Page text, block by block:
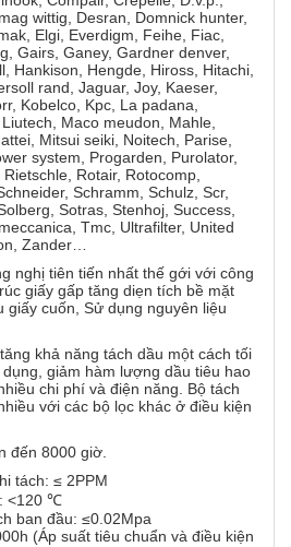
wittig, Desran, Domnick hunter,
Elgi, Everdigm, Feihe, Fiac,
Gairs, Ganey, Gardner denver,
Hankison, Hengde, Hiross, Hitachi,
rand, Jaguar, Joy, Kaeser,
Kobelco, Kpc, La padana,
Maco meudon, Mahle,
Mitsui seiki, Noitech, Parise,
system, Progarden, Purolator,
Rotair, Rotocomp,
Schramm, Schulz, Scr,
Sotras, Stenhoj, Success,
Tmc, Ultrafilter, United
Zander…
nghị tiên tiến nhất thế gới với công
giấy gấp tăng diẹn tích bề mặt
giấy cuốn, Sử dụng nguyên liệu
khả năng tách dầu một cách tối
giảm hàm lượng dầu tiêu hao
chi phí và điện năng. Bộ tách
với các bộ lọc khác ở điều kiện
đến 8000 giờ.
tách: ≤ 2PPM
<120 ℃
ban đầu: ≤0.02Mpa
(Áp suất tiêu chuẩn và điều kiện